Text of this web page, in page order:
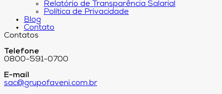
Relatório de Transparência Salarial
Política de Privacidade
Blog
Contato
Contatos
Telefone
0800-591-0700
E-mail
sac@grupofaveni.com.br